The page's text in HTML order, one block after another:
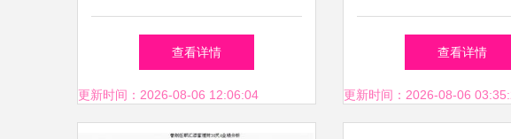
（600872）投资价值分析
——稳健底色下的多维画像与
查看详情
更新时间：2026-08-06 12:06:04
每一滴生活，实业铸
选
查看详情
更新时间：2026-08-06